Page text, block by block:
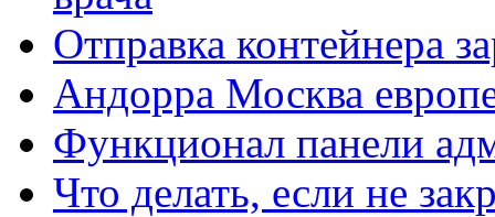
Отправка контейнера
Андорра Москва
Функционал панели
Что делать, если не